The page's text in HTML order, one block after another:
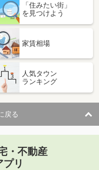
「住みたい街」
を見つけよう
家賃相場
人気タウン
ランキング
戻る
・不動産
プリ